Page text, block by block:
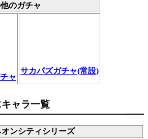
のガチャ
ャ
サカパズガチャ(常設)
ャラ一覧
オンシティシリーズ